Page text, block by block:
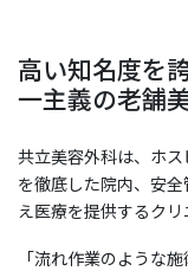
高い知名度を
一主義の老舗
共立美容外科は、ホ
を徹底した院内、安
え医療を提供するクリ
「流れ作業のような